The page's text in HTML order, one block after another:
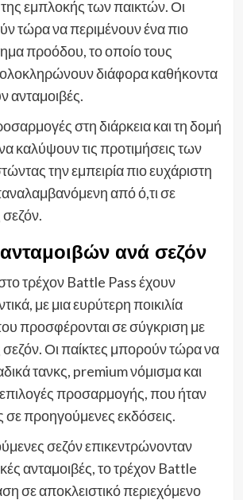
εμπλοκής των παικτών. Οι
τώρα να περιμένουν ένα πιο
προόδου, το οποίο τους
διάφορα καθήκοντα
ανταμοιβές.
στη διάρκεια και τη δομή
να καλύψουν τις προτιμήσεις των
την εμπειρία πιο ευχάριστη
από ό,τι σε
ανά σεζόν
τρέχον Battle Pass έχουν
με μια ευρύτερη ποικιλία
προσφέρονται σε σύγκριση με
Οι παίκτες μπορούν τώρα να
τανκς, premium νόμισμα και
επιλογές προσαρμογής, που ήταν
σε προηγούμενες εκδόσεις.
σεζόν επικεντρώνονταν
ανταμοιβές, το τρέχον Battle
σε αποκλειστικό περιεχόμενο